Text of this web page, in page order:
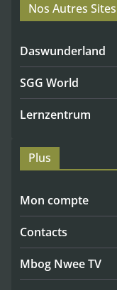
Nos Autres Sites
Daswunderland
SGG World
Lernzentrum
Plus
Mon compte
Contacts
Mbog Nwee TV